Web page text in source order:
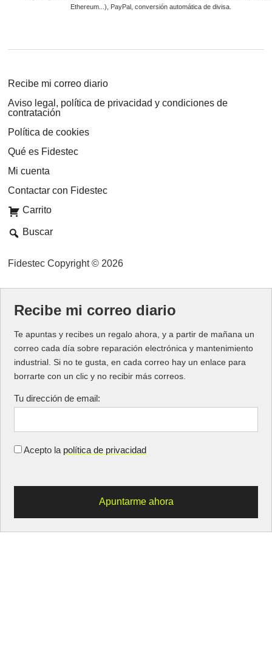
automático
electronicología)
Recibe mi correo diario
Aviso legal, política de privacidad y condiciones de
contratación
Política de cookies
Qué es Fidestec
Mi cuenta
Contactar con Fidestec
Carrito
Buscar
Fidestec Copyright © 2026
Recibe mi correo diario
Te apuntas y recibes un regalo ahora, y a partir de mañana un
correo cada día sobre reparación electrónica y mantenimiento
industrial. Si no te gusta, en cada correo hay un enlace para
borrarte con un clic y no recibir más correos.
Tu dirección de email:
Acepto la política de privacidad